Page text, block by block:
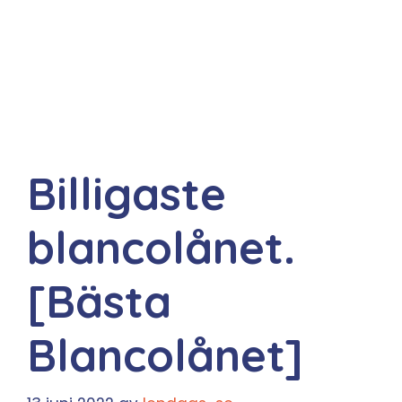
Billigaste
blancolånet.
[Bästa
Blancolånet]